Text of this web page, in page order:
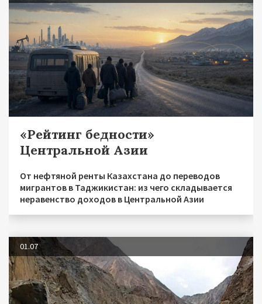
«Рейтинг бедности»
Центральной Азии
От нефтяной ренты Казахстана до переводов
мигрантов в Таджикистан: из чего складывается
неравенство доходов в Центральной Азии
01.07